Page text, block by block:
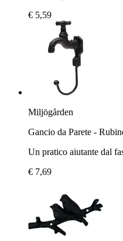
€ 5,59
Miljögården
Gancio da Parete -
Un pratico aiutante dal
€ 7,69